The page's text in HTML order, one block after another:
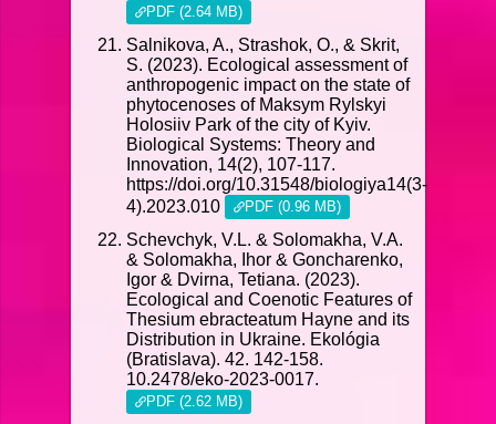
PDF (2.64 MB)
Salnikova, A., Strashok, O., & Skrit,
S. (2023). Ecological assessment of
anthropogenic impact on the state of
phytocenoses of Maksym Rylskyi
Holosiiv Park of the city of Kyiv.
Biological Systems: Theory and
Innovation, 14(2), 107-117.
https://doi.org/10.31548/biologiya14(3-
4).2023.010
PDF (0.96 MB)
Schevchyk, V.L. & Solomakha, V.A.
& Solomakha, Ihor & Goncharenko,
Igor & Dvirna, Tetiana. (2023).
Ecological and Coenotic Features of
Thesium ebracteatum Hayne and its
Distribution in Ukraine. Ekológia
(Bratislava). 42. 142-158.
10.2478/eko-2023-0017.
PDF (2.62 MB)